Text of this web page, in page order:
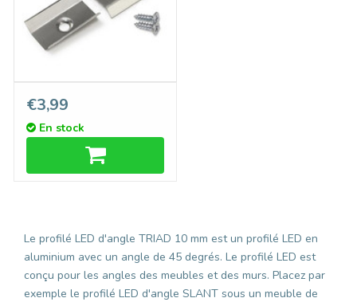
Support Type U6 Cône
Flexible Inox
€3,99
En stock
Le profilé LED d'angle TRIAD 10 mm est un profilé LED en
aluminium avec un angle de 45 degrés. Le profilé LED est
conçu pour les angles des meubles et des murs. Placez par
exemple le profilé LED d'angle SLANT sous un meuble de